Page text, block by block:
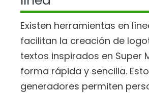
Existen herramientas en
facilitan la creación de
textos inspirados en Super
forma rápida y sencilla.
generadores permiten